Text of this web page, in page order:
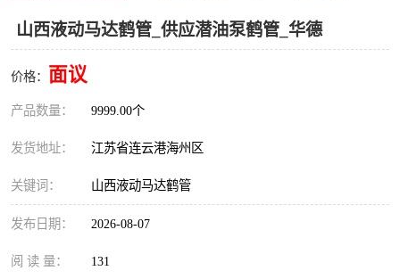
山西液动马达鹤管_供应潜油泵鹤管_华德
价格： 面议
产品数量： 9999.00个
发货地址： 江苏省连云港海州区
关键词： 山西液动马达鹤管
发布日期： 2026-08-07
阅 读 量： 131